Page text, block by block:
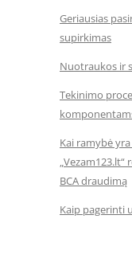
Geriausias
supirkimas
Nuotraukos ir
Tekinimo
Kai ramybė
BCA draudimą
Kaip pagerinti